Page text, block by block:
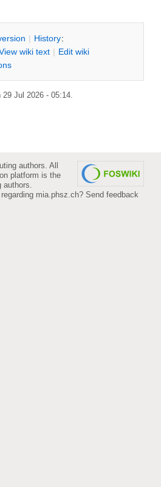
| History:
iew wiki text | Edit wiki
Jul 2026 - 05:14.
authors. All
platform is the
authors.
mia.phsz.ch? Send feedback